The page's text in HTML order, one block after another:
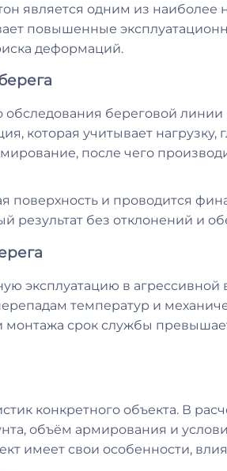
является одним из
повышенные
деформаций.
береговой линии
которая учитывает нагрузку,
после чего
и проводится
результат без отклонений и
эксплуатацию в агрессивной
температур и
срок службы
конкретного объекта. В
объём армирования и
имеет свои особенности,